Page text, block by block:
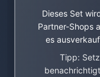
Dieses Set
Partner-Shops
es
Tipp: